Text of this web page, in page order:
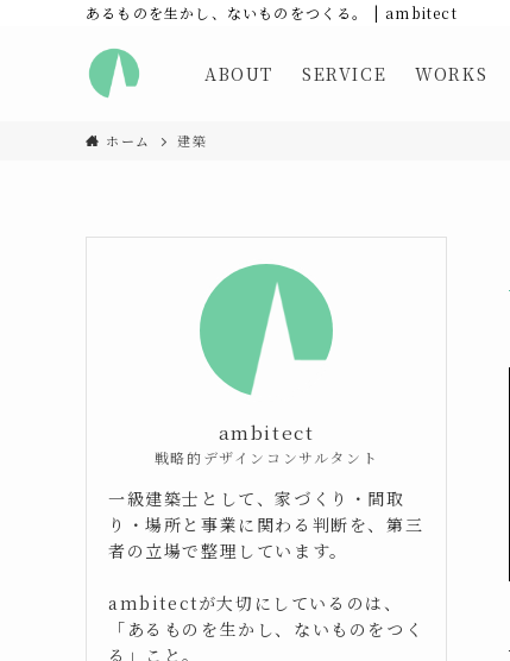
あるものを生かし、ないものをつくる。 | ambitect
ABOUT SERVICE WORKS
ホーム 建築
ambitect
戦略的デザインコンサルタント
一級建築士として、家づくり・間取
り・場所と事業に関わる判断を、第三
者の立場で整理しています。
ambitectが大切にしているのは、
「あるものを生かし、ないものをつく
る」こと。